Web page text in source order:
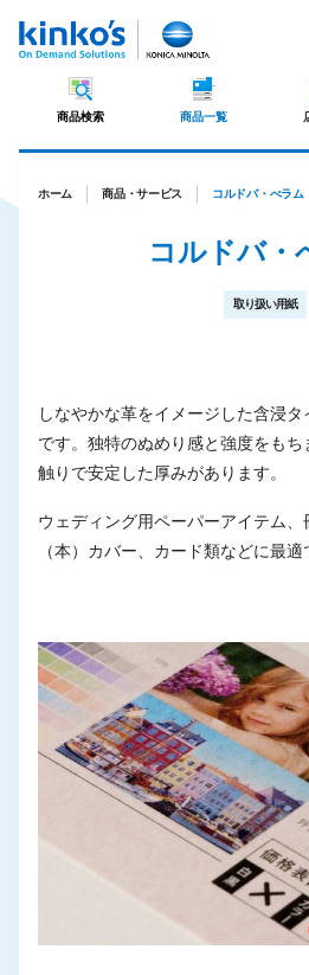
商品検索 商品一覧
ホーム 商品・サービス コルドバ・べラム
コルドバ・
取り扱い用紙
しなやかな革をイメージした含浸
です。独特のぬめり感と強度をも
触りで安定した厚みがあります。
ウェディング用ペーパーアイテム
（本）カバー、カード類などに最適